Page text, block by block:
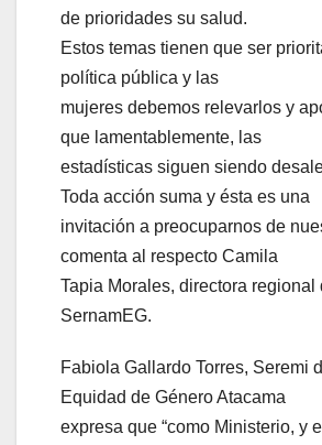
de prioridades su salud.
Estos temas tienen que ser
política pública y las
mujeres debemos relevarlos y
que lamentablemente, las
estadísticas siguen siendo
Toda acción suma y ésta es una
invitación a preocuparnos de
comenta al respecto Camila
Tapia Morales, directora regional
SernamEG.
Fabiola Gallardo Torres, Seremi
Equidad de Género Atacama
expresa que “como Ministerio, y